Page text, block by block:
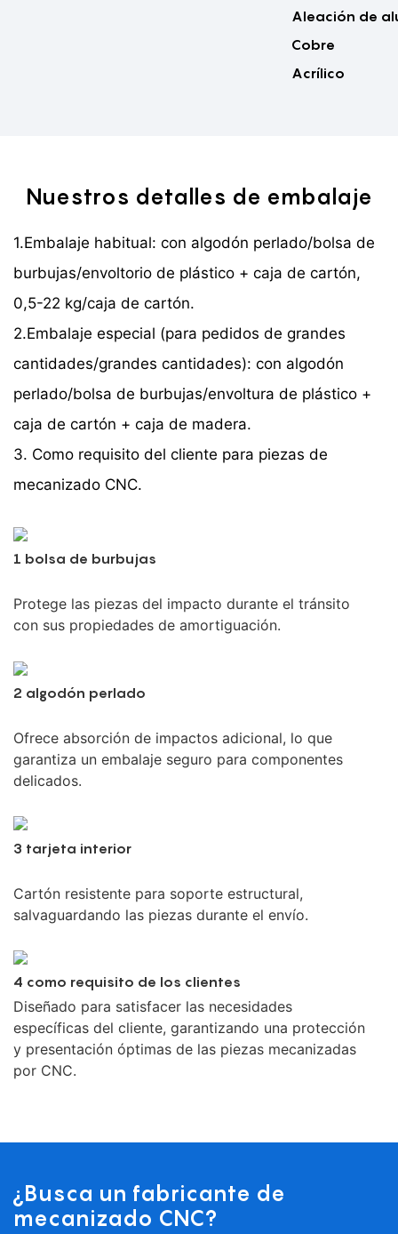
Aleación de
Cobre
Acrílico
Nuestros detalles de embalaje
1.Embalaje habitual: con algodón perlado/bolsa de
burbujas/envoltorio de plástico + caja de cartón,
0,5-22 kg/caja de cartón.
2.Embalaje especial (para pedidos de grandes
cantidades/grandes cantidades): con algodón
perlado/bolsa de burbujas/envoltura de plástico +
caja de cartón + caja de madera.
3. Como requisito del cliente para piezas de
mecanizado CNC.
1 bolsa de burbujas
Protege las piezas del impacto durante el tránsito
con sus propiedades de amortiguación.
2 algodón perlado
Ofrece absorción de impactos adicional, lo que
garantiza un embalaje seguro para componentes
delicados.
3 tarjeta interior
Cartón resistente para soporte estructural,
salvaguardando las piezas durante el envío.
4 como requisito de los clientes
Diseñado para satisfacer las necesidades
específicas del cliente, garantizando una protección
y presentación óptimas de las piezas mecanizadas
por CNC.
¿Busca un fabricante de
mecanizado CNC?